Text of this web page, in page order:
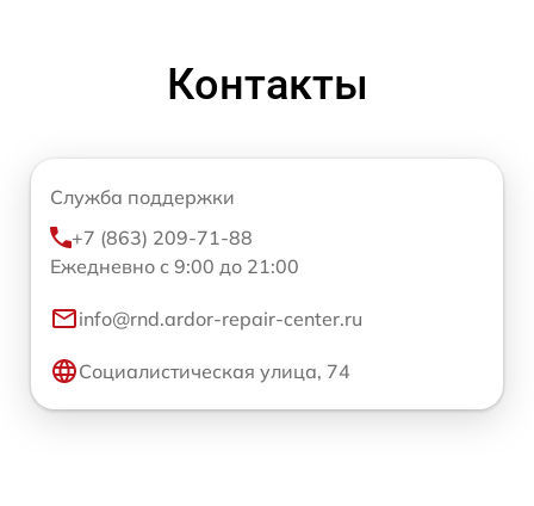
Контакты
Служба поддержки
+7 (863) 209-71-88
Ежедневно с 9:00 до 21:00
info@rnd.ardor-repair-center.ru
Социалистическая улица, 74